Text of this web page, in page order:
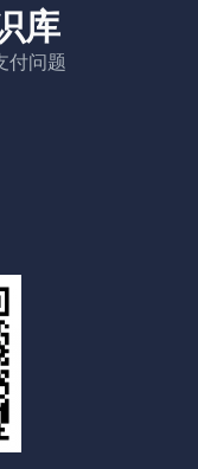
库
付问题